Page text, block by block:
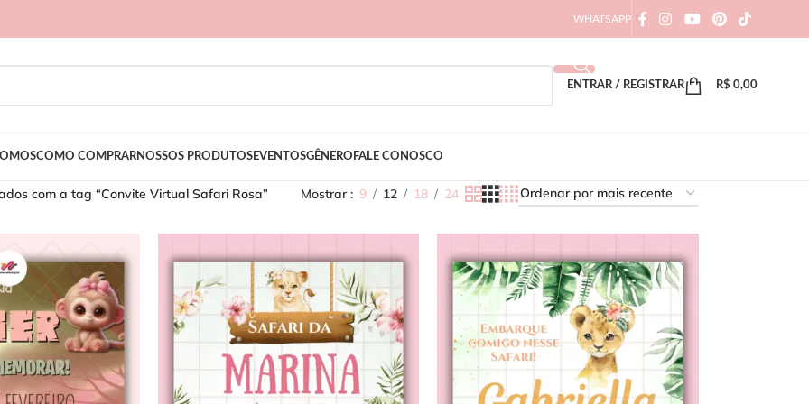
WHATSAPP
ENTRAR / REGISTRAR R$ 0,00
COMO COMPRARNOSSOS PRODUTOSEVENTOSGÊNERO FALE CONOSCO
com a tag “Convite Virtual Safari Rosa” Mostrar 9 12 18 24